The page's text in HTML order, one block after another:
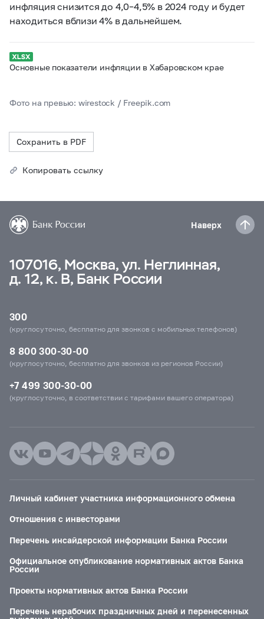
инфляция снизится до 4,0–4,5% в 2024 году и будет
находиться вблизи 4% в дальнейшем.
Основные показатели инфляции в Хабаровском крае
Фото на превью: wirestock / Freepik.com
Сохранить в PDF
Копировать ссылку
Наверх
107016, Москва, ул. Неглинная,
д. 12, к. В, Банк России
300
(круглосуточно, бесплатно для звонков с мобильных телефонов)
8 800 300-30-00
(круглосуточно, бесплатно для звонков из регионов России)
+7 499 300-30-00
(круглосуточно, в соответствии с тарифами вашего оператора)
Личный кабинет участника информационного обмена
Отношения с инвесторами
Перечень инсайдерской информации Банка России
Официальное опубликование нормативных актов Банка
России
Проекты нормативных актов Банка России
Перечень нерабочих праздничных дней и перенесенных